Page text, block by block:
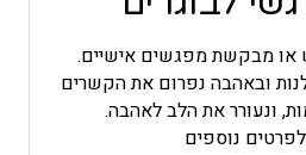
מבקשת מפגשים אישיים.
ובאהבה נפרום את הקשרים
ונעורר את הלב לאהבה.
נוספים
המעשה. כך או אחרת, מה שמחבר
לומדים לחבר בין כל
לומדים לשחרר את החסמים
משתחררות החסימות המשתקפות
בקשרים עם אנשים.